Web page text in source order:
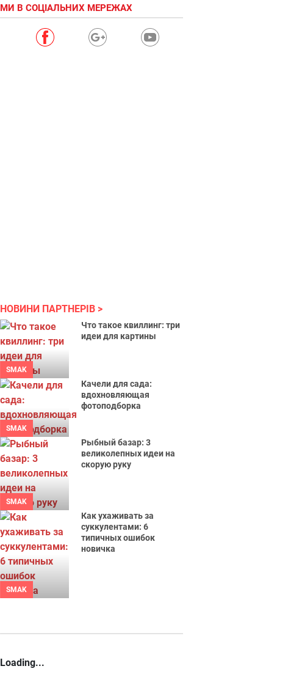
МИ В СОЦІАЛЬНИХ МЕРЕЖАХ
НОВИНИ ПАРТНЕРІВ
SMAK
Что такое квиллинг: три
идеи для картины
SMAK
Качели для сада:
вдохновляющая
фотоподборка
SMAK
Рыбный базар: 3
великолепных идеи на
скорую руку
SMAK
Как ухаживать за
суккулентами: 6
типичных ошибок
новичка
Loading...